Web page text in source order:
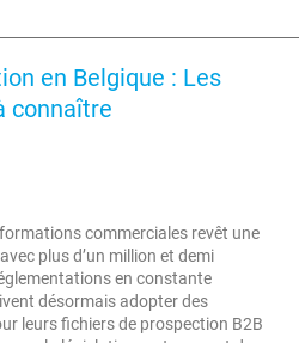
en Belgique : Les
connaître
commerciales revêt une
plus d’un million et demi
en constante
désormais adopter des
leurs fichiers de prospection B2B